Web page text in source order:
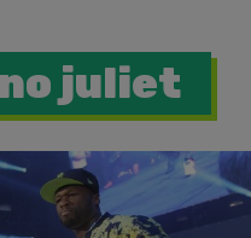
juliet